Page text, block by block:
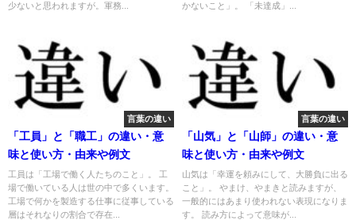
少ないと思われますが。軍務...
かないこと」。 「未達成」...
言葉の違い
「工員」と「職工」の違い・意
味と使い方・由来や例文
工員は「工場で働く人たちのこと」。 工
場で働いている人は世の中で多くいます。
工場で何かを製造する仕事に従事している
層はそれなりの割合で存在...
言葉の違い
「山気」と「山師」の違い・意
味と使い方・由来や例文
山気は「幸運を頼みにして、大勝負に出る
こと」。 やまけ、やまきと読みますが、
一般的にはあまり使われない表現になりま
す。 読み方によって意味が...